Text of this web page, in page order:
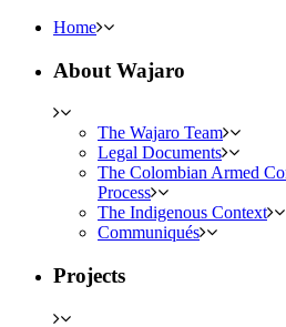
Home
About Wajaro
The Wajaro Team
Legal Documents
The Colombian Armed
Process
The Indigenous Context
Communiqués
Projects